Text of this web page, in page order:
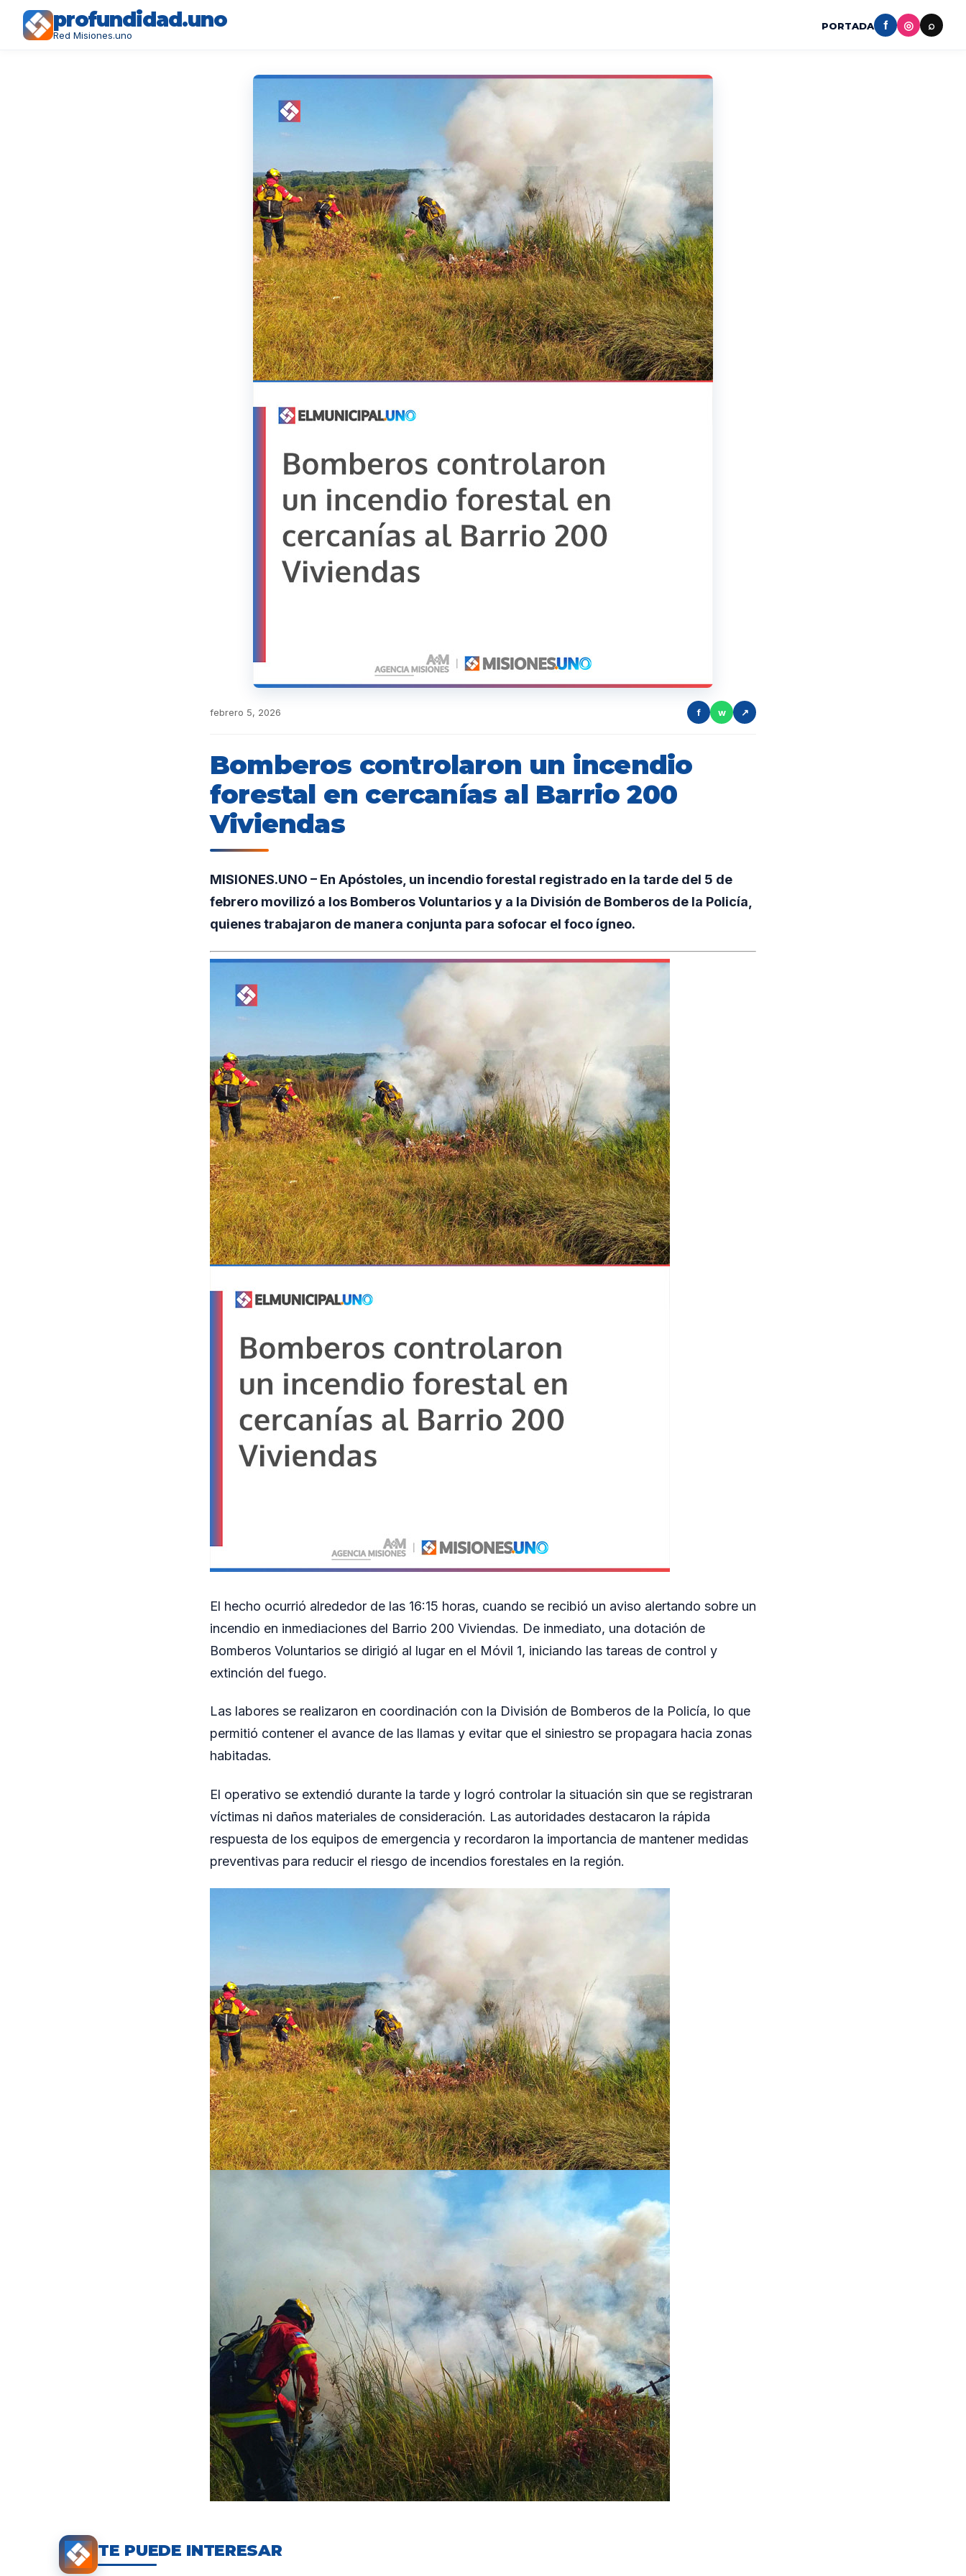
profundidad.uno
Red Misiones.uno
PORTADA f ◎ ⌕
febrero 5, 2026 f w ↗
Bomberos controlaron un incendio
forestal en cercanías al Barrio 200
Viviendas
MISIONES.UNO – En Apóstoles, un incendio forestal registrado en la tarde del 5 de
febrero movilizó a los Bomberos Voluntarios y a la División de Bomberos de la Policía,
quienes trabajaron de manera conjunta para sofocar el foco ígneo.
El hecho ocurrió alrededor de las 16:15 horas, cuando se recibió un aviso alertando sobre un
incendio en inmediaciones del Barrio 200 Viviendas. De inmediato, una dotación de
Bomberos Voluntarios se dirigió al lugar en el Móvil 1, iniciando las tareas de control y
extinción del fuego.
Las labores se realizaron en coordinación con la División de Bomberos de la Policía, lo que
permitió contener el avance de las llamas y evitar que el siniestro se propagara hacia zonas
habitadas.
El operativo se extendió durante la tarde y logró controlar la situación sin que se registraran
víctimas ni daños materiales de consideración. Las autoridades destacaron la rápida
respuesta de los equipos de emergencia y recordaron la importancia de mantener medidas
preventivas para reducir el riesgo de incendios forestales en la región.
TE PUEDE INTERESAR